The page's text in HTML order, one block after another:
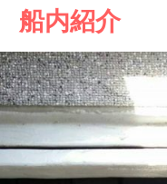
船内紹介